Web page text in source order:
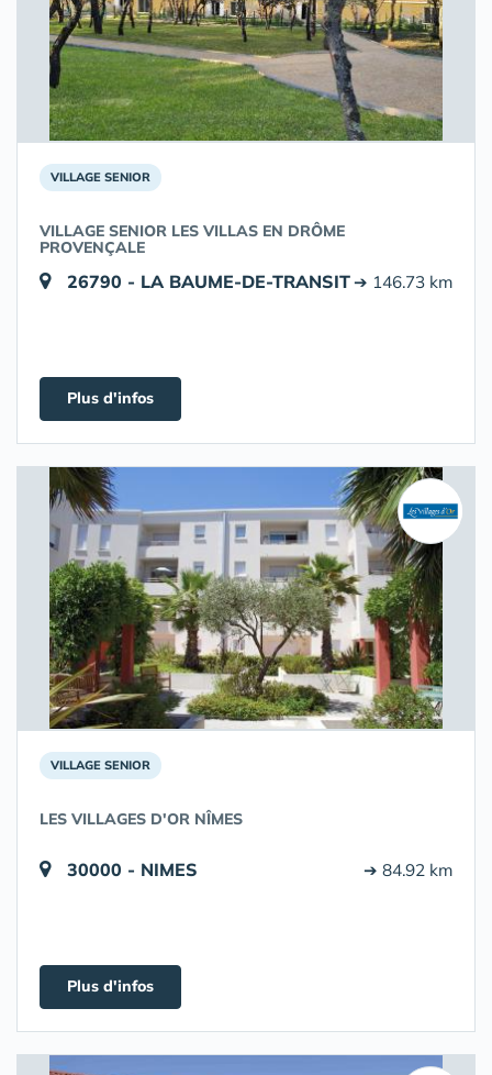
VILLAGE SENIOR
VILLAGE SENIOR LES VILLAS EN DRÔME
PROVENÇALE
26790 - LA BAUME-DE-TRANSIT➔ 146.73 km
Plus d'infos
VILLAGE SENIOR
LES VILLAGES D'OR NÎMES
30000 - NIMES ➔ 84.92 km
Plus d'infos